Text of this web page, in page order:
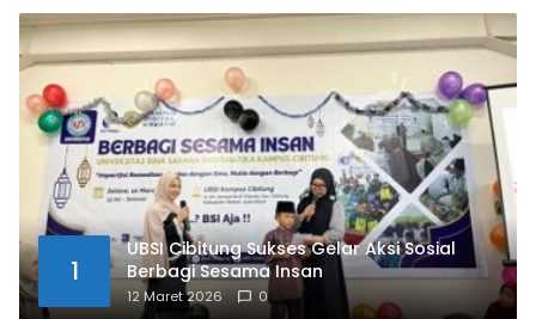
1
UBSI Cibitung Sukses Gelar Aksi Sosial
Berbagi Sesama Insan
12 Maret 2026 0